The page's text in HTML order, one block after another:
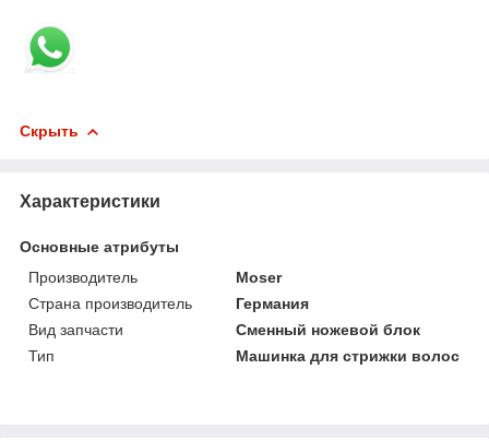
Скрыть
Характеристики
Основные атрибуты
Производитель
Moser
Страна производитель
Германия
Вид запчасти
Сменный ножевой блок
Тип
Машинка для стрижки волос